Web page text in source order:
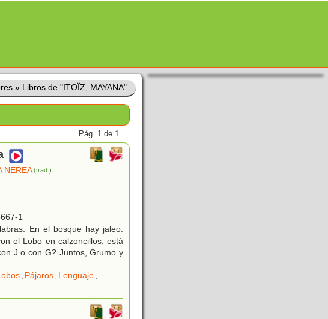
» Libros de "ITOÏZ, MAYANA"
Pág. 1 de 1.
NEREA(trad.)
1
En el bosque hay jaleo:
el Lobo en calzoncillos, está
J o con G? Juntos, Grumo y
, Pájaros, Lenguaje,